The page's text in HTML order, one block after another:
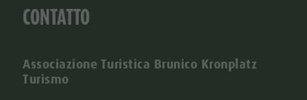
CONTATTO
Associazione Turistica Brunico Kronplatz
Turismo